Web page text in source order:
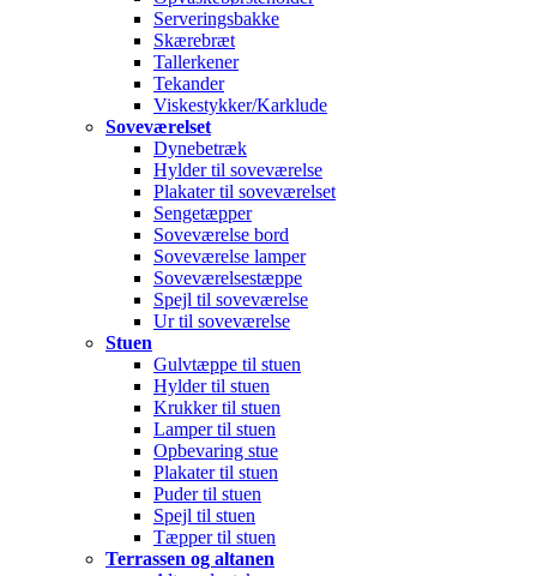
Serveringsbakke
Skærebræt
Tallerkener
Tekander
Viskestykker/Karklude
Soveværelset
Dynebetræk
Hylder til soveværelse
Plakater til soveværelset
Sengetæpper
Soveværelse bord
Soveværelse lamper
Soveværelsestæppe
Spejl til soveværelse
Ur til soveværelse
Stuen
Gulvtæppe til stuen
Hylder til stuen
Krukker til stuen
Lamper til stuen
Opbevaring stue
Plakater til stuen
Puder til stuen
Spejl til stuen
Tæpper til stuen
Terrassen og altanen